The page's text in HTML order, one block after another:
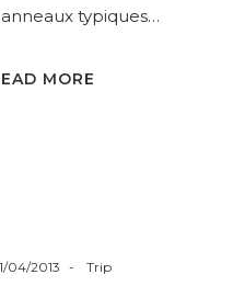
typiques…
MORE
04/2013 Trip